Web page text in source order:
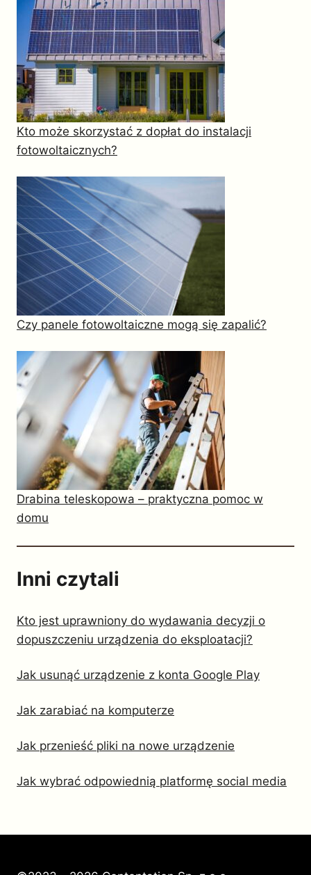
Kto może skorzystać z dopłat do instalacji
fotowoltaicznych?
Czy panele fotowoltaiczne mogą się zapalić?
Drabina teleskopowa – praktyczna pomoc w
domu
Inni czytali
Kto jest uprawniony do wydawania decyzji o
dopuszczeniu urządzenia do eksploatacji?
Jak usunąć urządzenie z konta Google Play
Jak zarabiać na komputerze
Jak przenieść pliki na nowe urządzenie
Jak wybrać odpowiednią platformę social media